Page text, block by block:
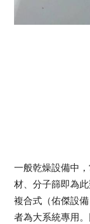
一般乾燥設備中
材、分子篩即為
複合式（佑傑設
者為大系統專用